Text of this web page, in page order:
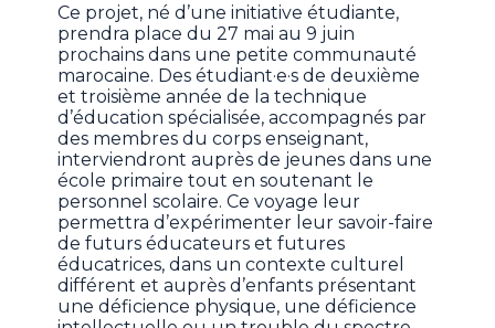
Ce projet, né d’une initiative étudiante,
prendra place du 27 mai au 9 juin
prochains dans une petite communauté
marocaine. Des étudiant·e·s de deuxième
et troisième année de la technique
d’éducation spécialisée, accompagnés par
des membres du corps enseignant,
interviendront auprès de jeunes dans une
école primaire tout en soutenant le
personnel scolaire. Ce voyage leur
permettra d’expérimenter leur savoir-faire
de futurs éducateurs et futures
éducatrices, dans un contexte culturel
différent et auprès d’enfants présentant
une déficience physique, une déficience